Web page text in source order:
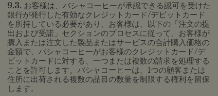
9.3. お客様は、バシャコーヒーが承認できる認可を受けた
銀行が発行した有効なクレジットカード/デビットカード
を所持している必要があり、お客様は、以下の「注文の提
出および受諾」セクションのプロセスに従って、お客様が
購入または注文した製品またはサービスの合計購入価格の
金額で、バシャコーヒーがお客様のクレジットカード/デ
ビットカードに対する、一つまたは複数の請求を処理する
ことを許可します。バシャコーヒーは、1つの顧客または
住所に出荷される複数の品目の数量を制限する権利を留保
します。